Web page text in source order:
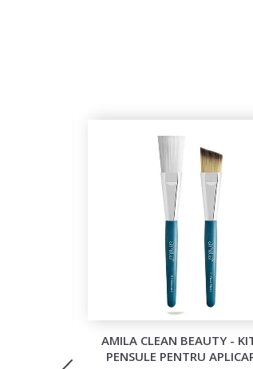
AMILA CLEAN BEAUTY -
PENSULE PENTRU